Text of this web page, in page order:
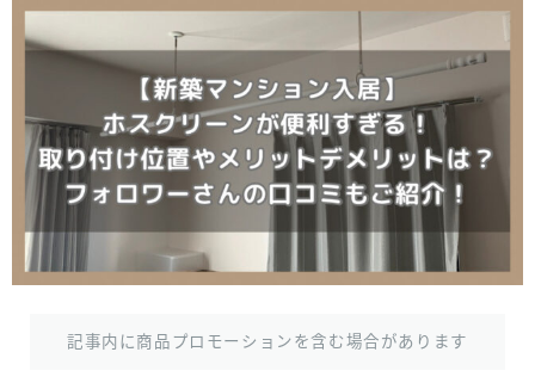
お気に入り
プライバシーポリシー
記事内に商品プロモーションを含む場合があります